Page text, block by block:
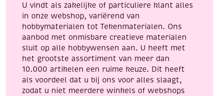
U vindt als zakelijke of particuliere klant alles
in onze webshop, variërend van
hobbymaterialen tot Tekenmaterialen. Ons
aanbod met onmisbare creatieve materialen
sluit op alle hobbywensen aan. U heeft met
het grootste assortiment van meer dan
10.000 artikelen een ruime keuze. Dit heeft
als voordeel dat u bij ons voor alles slaagt,
zodat u niet meerdere winkels of webshops